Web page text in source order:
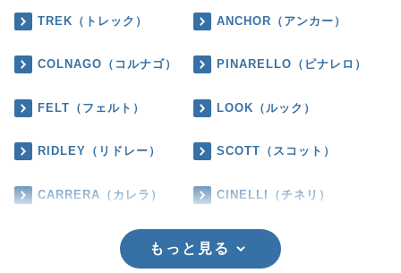
TREK（トレック） ANCHOR（アンカー）
COLNAGO（コルナゴ） PINARELLO（ピナレロ）
FELT（フェルト） LOOK（ルック）
RIDLEY（リドレー） SCOTT（スコット）
CARRERA（カレラ） CINELLI（チネリ）
もっと見る